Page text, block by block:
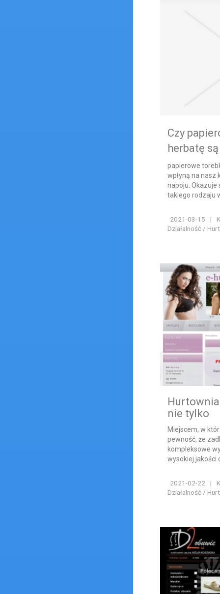
Czy
herbatę
papierowe
wpłyną na
napoju. Okazuje
takiego rodzaju
2021-03-15 |
Działalność /
nie tylko
Miejscem, w
pewność, że
kompleksowe
wysokiej jakości
2021-02-22 |
Działalność /